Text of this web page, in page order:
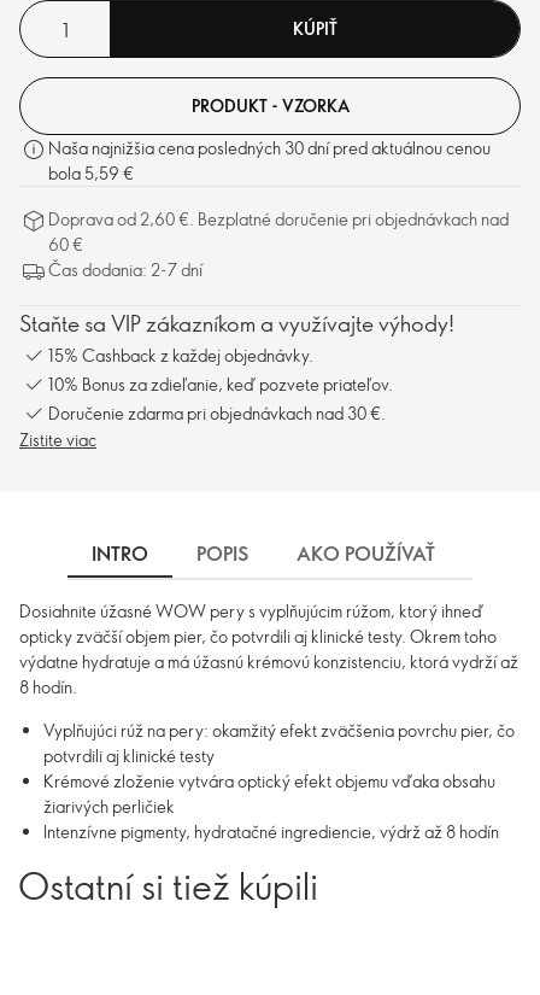
KÚPIŤ
PRODUKT - VZORKA
Naša najnižšia cena posledných 30 dní pred aktuálnou cenou
bola 5,59 €
Doprava od 2,60 €. Bezplatné doručenie pri objednávkach nad
60 €
Čas dodania: 2-7 dní
Staňte sa VIP zákazníkom a využívajte výhody!
15% Cashback z každej objednávky.
10% Bonus za zdieľanie, keď pozvete priateľov.
Doručenie zdarma pri objednávkach nad 30 €.
Zistite viac
INTRO POPIS AKO POUŽÍVAŤ
Dosiahnite úžasné WOW pery s vyplňujúcim rúžom, ktorý ihneď
opticky zväčší objem pier, čo potvrdili aj klinické testy. Okrem toho
výdatne hydratuje a má úžasnú krémovú konzistenciu, ktorá vydrží až
8 hodín.
Vyplňujúci rúž na pery: okamžitý efekt zväčšenia povrchu pier, čo
potvrdili aj klinické testy
Krémové zloženie vytvára optický efekt objemu vďaka obsahu
žiarivých perličiek
Intenzívne pigmenty, hydratačné ingrediencie, výdrž až 8 hodín
Ostatní si tiež kúpili